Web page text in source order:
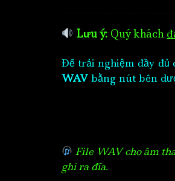
Lưu ý: Quý khách
Để trải nghiệm đầy đủ
WAV bằng nút bên
File WAV cho âm
ghi ra đĩa.